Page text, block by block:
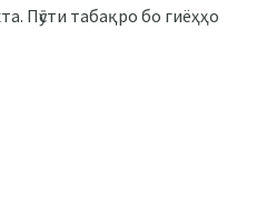
Пӯсти табақро бо гиёҳҳо